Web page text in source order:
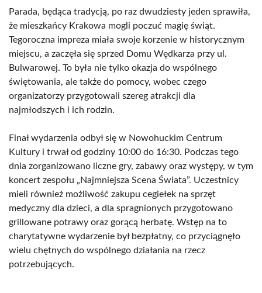
Parada, będąca tradycją, po raz dwudziesty jeden sprawiła,
że mieszkańcy Krakowa mogli poczuć magię świąt.
Tegoroczna impreza miała swoje korzenie w historycznym
miejscu, a zaczęła się sprzed Domu Wędkarza przy ul.
Bulwarowej. To była nie tylko okazja do wspólnego
świętowania, ale także do pomocy, wobec czego
organizatorzy przygotowali szereg atrakcji dla
najmłodszych i ich rodzin.
Finał wydarzenia odbył się w Nowohuckim Centrum
Kultury i trwał od godziny 10:00 do 16:30. Podczas tego
dnia zorganizowano liczne gry, zabawy oraz występy, w tym
koncert zespołu „Najmniejsza Scena Świata”. Uczestnicy
mieli również możliwość zakupu cegiełek na sprzęt
medyczny dla dzieci, a dla spragnionych przygotowano
grillowane potrawy oraz gorącą herbatę. Wstęp na to
charytatywne wydarzenie był bezpłatny, co przyciągnęło
wielu chętnych do wspólnego działania na rzecz
potrzebujących.